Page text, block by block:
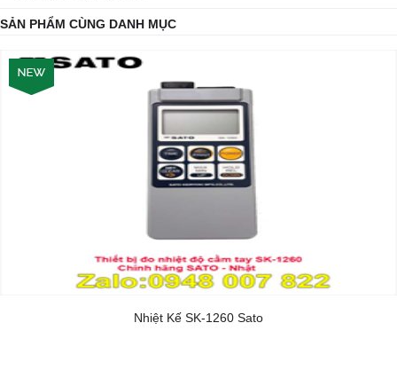
SẢN PHẨM CÙNG DANH MỤC
Nhiệt Kế SK-1260 Sato